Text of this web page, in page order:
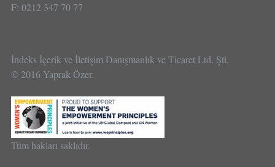
F: 0212 347 70 77
İndeks İçerik ve İletişim Danışmanlık ve Ticaret Ltd. Şti.
© 2016 Yaprak Özer.
Tüm hakları saklıdır.